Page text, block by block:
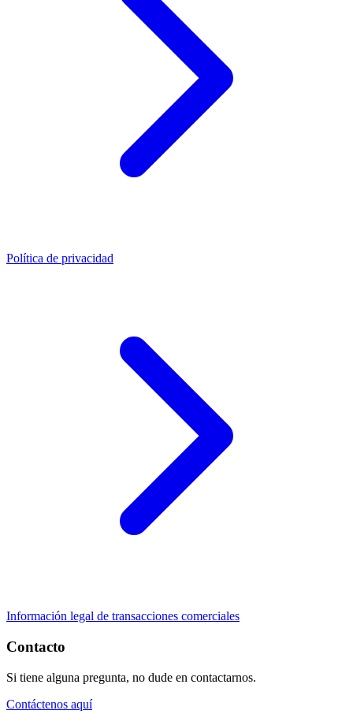
Política de privacidad
Información legal de transacciones comerciales
Contacto
Si tiene alguna pregunta, no dude en contactarnos.
Contáctenos aquí